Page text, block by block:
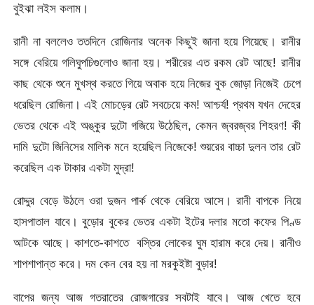
বুইঝা লইস কলাম।
রানী না বললেও ততদিনে রোজিনার অনেক কিছুই জানা হয়ে গিয়েছে। রানীর
সঙ্গে বেরিয়ে গলিঘুপচিগুলোও জানা হয়। শরীরের এত রকম রেট আছে! রানীর
কাছ থেকে শুনে মুখস্থ করতে গিয়ে অবাক হয়ে নিজের বুক জোড়া নিজেই চেপে
ধরেছিল রোজিনা। এই মোচড়ের রেট সবচেয়ে কম! আশ্চর্য! প্রথম যখন দেহের
ভেতর থেকে এই অঙ্কুর দুটো গজিয়ে উঠেছিল, কেমন জ্বরজ্বর শিহরণ! কী
দামি দুটো জিনিসের মালিক মনে হয়েছিল নিজেকে! শুয়রের বাচ্চা দুলন তার রেট
করেছিল এক টাকার একটা মুদ্রা!
রোদ্দুর বেড়ে উঠলে ওরা দুজন পার্ক থেকে বেরিয়ে আসে। রানী বাপকে নিয়ে
হাসপাতাল যাবে। বুড়োর বুকের ভেতর একটা ইটের দলার মতো কফের পিণ্ড
আটকে আছে। কাশতে-কাশতে বস্তির লোকের ঘুম হারাম করে দেয়। রানীও
শাপশাপান্ত করে। দম কেন বের হয় না মরকুইষ্টা বুড়ার!
বাপের জন্য আজ গতরাতের রোজগারের সবটাই যাবে। আজ খেতে হবে